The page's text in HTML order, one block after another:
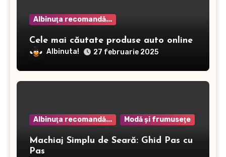
Albinuţa recomandă...
Cele mai căutate produse auto online
Albinuta! 27 februarie 2025
Albinuţa recomandă... Modă şi frumuseţe
Machiaj Simplu de Seară: Ghid Pas cu
Pas